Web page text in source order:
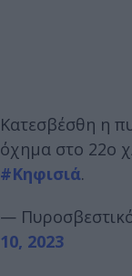
Κατεσβέσθη η
όχημα στο 22ο
#Κηφισιά.
—
10, 2023